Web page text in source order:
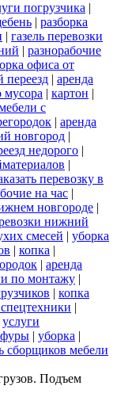
погрузчика |
| разборка
| газель перевозки
| разнорабочие
офиса от
переезд | аренда
мусора | картон |
с
| аренда
новгород |
недорого |
|
перевозку в
на час |
новгороде |
нижний
смесей | уборка
| копка |
| аренда
по монтажу |
| копка
|
услуги
фуры | уборка |
сборщиков мебели
Подъем